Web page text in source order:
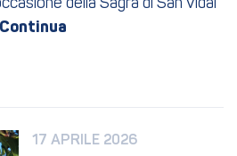
della Sagra di San Vidal
17 APRILE 2026